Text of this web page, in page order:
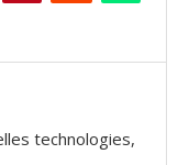
technologies,